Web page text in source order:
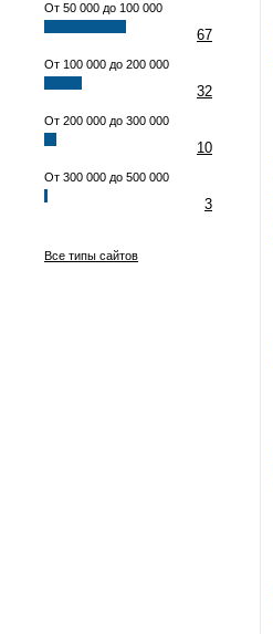
От 50 000 до 100 000
67
От 100 000 до 200 000
32
От 200 000 до 300 000
10
От 300 000 до 500 000
3
Все типы сайтов